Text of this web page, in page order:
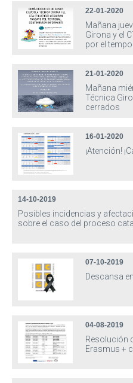
22-01-2020
Mañana
Girona y el
por el
21-01-2020
Mañana
Técnica
cerrados
16-01-2020
¡Atención!
14-10-2019
Posibles incidencias y
sobre el caso del proceso
07-10-2019
Descansa
04-08-2019
Resolución
Erasmus +